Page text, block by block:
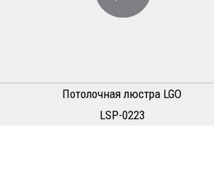
Потолочная люстра LGO
LSP-0223